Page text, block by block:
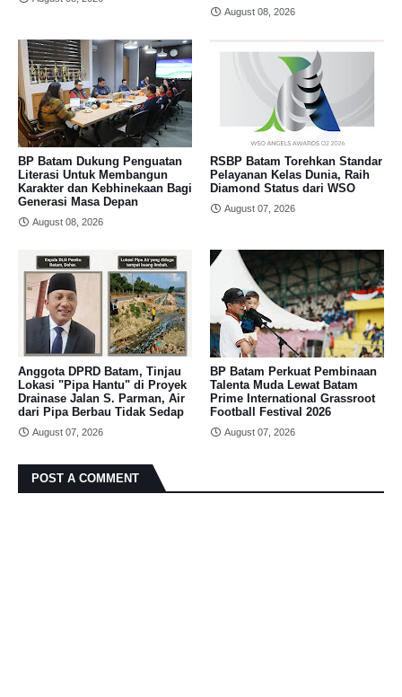
August 08, 2026
BP Batam Dukung Penguatan
Literasi Untuk Membangun
Karakter dan Kebhinekaan Bagi
Generasi Masa Depan
August 08, 2026
RSBP Batam Torehkan Standar
Pelayanan Kelas Dunia, Raih
Diamond Status dari WSO
August 07, 2026
Anggota DPRD Batam, Tinjau
Lokasi "Pipa Hantu" di Proyek
Drainase Jalan S. Parman, Air
dari Pipa Berbau Tidak Sedap
August 07, 2026
BP Batam Perkuat Pembinaan
Talenta Muda Lewat Batam
Prime International Grassroot
Football Festival 2026
August 07, 2026
POST A COMMENT